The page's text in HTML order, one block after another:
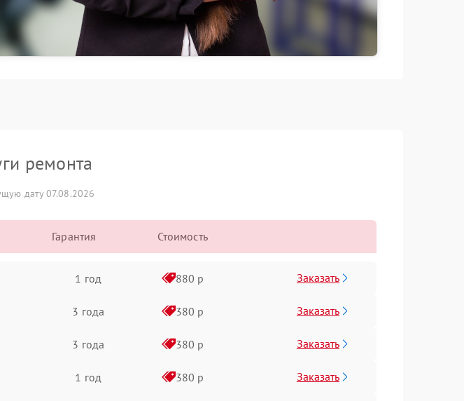
ремонта
дату 07.08.2026
Гарантия Стоимость
1 год 880 р Заказать
3 года 380 р Заказать
3 года 380 р Заказать
1 год 380 р Заказать